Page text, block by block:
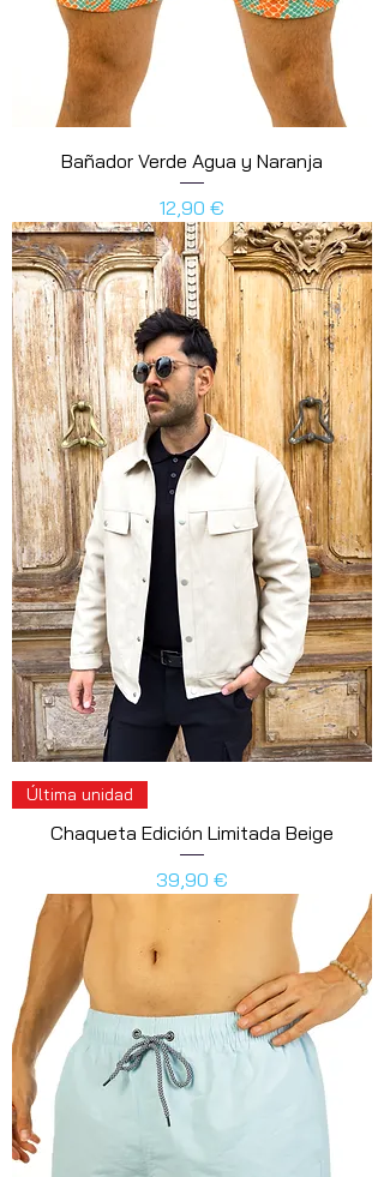
Bañador Verde Agua y Naranja
Precio
12,90 €
Última unidad
Chaqueta Edición Limitada Beige
Precio
39,90 €